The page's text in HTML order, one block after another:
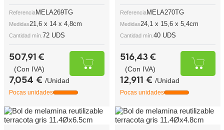
ReferenciaMELA269TG
Medidas21,6 x 14 x 4,8cm
Cantidad mín. 72 UDS
507,91 €
(Con IVA)
7,054 € /Unidad
Pocas unidades
ReferenciaMELA270TG
Medidas24,1 x 15,6 x 5,4cm
Cantidad mín. 40 UDS
516,43 €
(Con IVA)
12,911 € /Unidad
Pocas unidades